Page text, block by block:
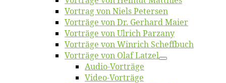
Vor­trag von Niels Petersen
Vor­trä­ge von Dr. Ger­hard Maier
Vor­trä­ge von Ul­rich Parzany
Vor­trä­ge von Win­rich Scheffbuch
Vor­trä­ge von Olaf Latzel
Au­dio-Vor­trä­ge
Vi­deo-Vor­trä­ge